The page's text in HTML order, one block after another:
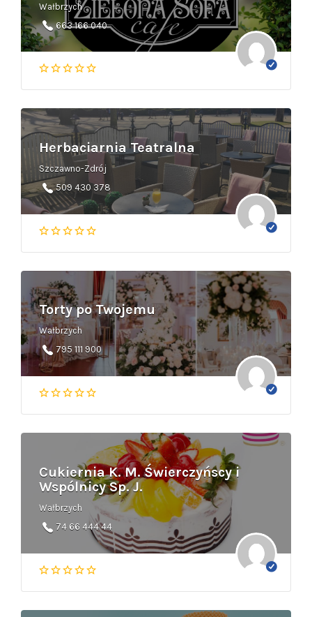
Wałbrzych
663 166 040
Herbaciarnia Teatralna
Szczawno-Zdrój
509 430 378
Torty po Twojemu
Wałbrzych
795 111 900
Cukiernia K. M. Świerczyńscy i
Wspólnicy Sp. J.
Wałbrzych
74 66 444 44